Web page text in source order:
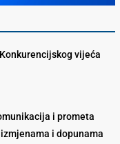
vijeća
i prometa
i dopunama